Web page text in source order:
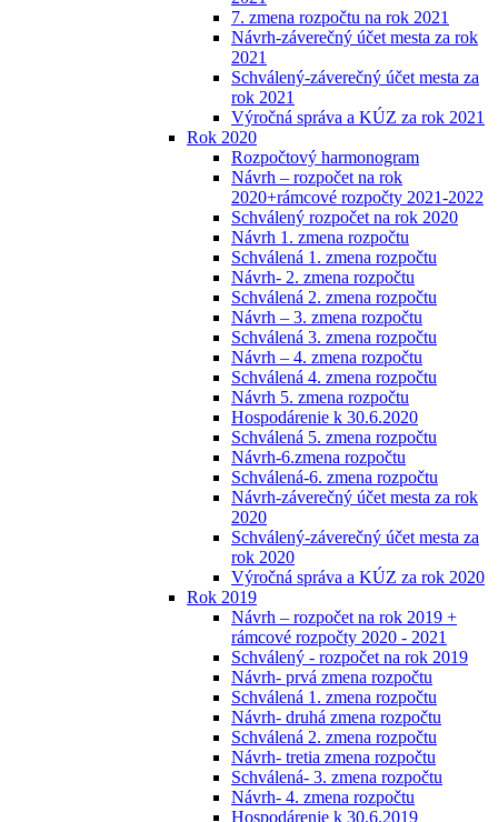
7. zmena rozpočtu na rok 2021
Návrh-záverečný účet mesta za rok
2021
Schválený-záverečný účet mesta za
rok 2021
Výročná správa a KÚZ za rok 2021
Rok 2020
Rozpočtový harmonogram
Návrh – rozpočet na rok
2020+rámcové rozpočty 2021-2022
Schválený rozpočet na rok 2020
Návrh 1. zmena rozpočtu
Schválená 1. zmena rozpočtu
Návrh- 2. zmena rozpočtu
Schválená 2. zmena rozpočtu
Návrh – 3. zmena rozpočtu
Schválená 3. zmena rozpočtu
Návrh – 4. zmena rozpočtu
Schválená 4. zmena rozpočtu
Návrh 5. zmena rozpočtu
Hospodárenie k 30.6.2020
Schválená 5. zmena rozpočtu
Návrh-6.zmena rozpočtu
Schválená-6. zmena rozpočtu
Návrh-záverečný účet mesta za rok
2020
Schválený-záverečný účet mesta za
rok 2020
Výročná správa a KÚZ za rok 2020
Rok 2019
Návrh – rozpočet na rok 2019 +
rámcové rozpočty 2020 - 2021
Schválený - rozpočet na rok 2019
Návrh- prvá zmena rozpočtu
Schválená 1. zmena rozpočtu
Návrh- druhá zmena rozpočtu
Schválená 2. zmena rozpočtu
Návrh- tretia zmena rozpočtu
Schválená- 3. zmena rozpočtu
Návrh- 4. zmena rozpočtu
Hospodárenie k 30.6.2019